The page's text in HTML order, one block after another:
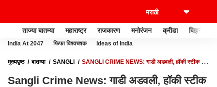
ताज्या बातम्या महाराष्ट्र राजकारण मनोरंजन क्रीडा बिझनेस
India At 2047 फिफा विश्वचषक Ideas of India
मुख्यपृष्ठ बातम्या SANGLI
SANGLI CRIME NEWS: गाडी अडवली, हॉकी स्टीक अन्
Sangli Crime News: गाडी अडवली, हॉकी स्टीक